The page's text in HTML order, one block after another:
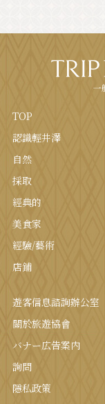
TOP
認識輕井澤
自然
採取
經典的
美食家
經驗/藝術
店鋪
遊客信息諮詢辦公室
關於旅遊協會
バナー広告案内
詢問
隱私政策